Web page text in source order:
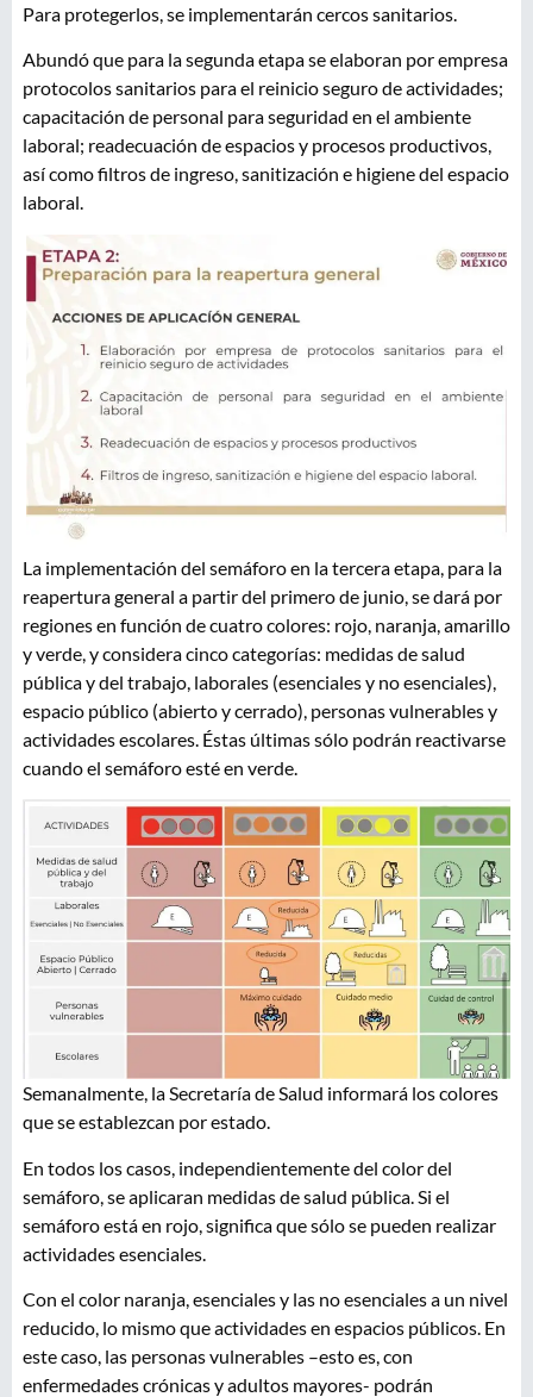
Para protegerlos, se implementarán cercos sanitarios.
Abundó que para la segunda etapa se elaboran por empresa
protocolos sanitarios para el reinicio seguro de actividades;
capacitación de personal para seguridad en el ambiente
laboral; readecuación de espacios y procesos productivos,
así como filtros de ingreso, sanitización e higiene del espacio
laboral.
La implementación del semáforo en la tercera etapa, para la
reapertura general a partir del primero de junio, se dará por
regiones en función de cuatro colores: rojo, naranja, amarillo
y verde, y considera cinco categorías: medidas de salud
pública y del trabajo, laborales (esenciales y no esenciales),
espacio público (abierto y cerrado), personas vulnerables y
actividades escolares. Éstas últimas sólo podrán reactivarse
cuando el semáforo esté en verde.
Semanalmente, la Secretaría de Salud informará los colores
que se establezcan por estado.
En todos los casos, independientemente del color del
semáforo, se aplicaran medidas de salud pública. Si el
semáforo está en rojo, significa que sólo se pueden realizar
actividades esenciales.
Con el color naranja, esenciales y las no esenciales a un nivel
reducido, lo mismo que actividades en espacios públicos. En
este caso, las personas vulnerables –esto es, con
enfermedades crónicas y adultos mayores- podrán